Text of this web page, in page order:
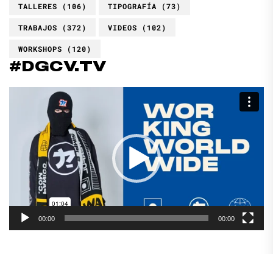
TALLERES (106) TIPOGRAFÍA (73)
TRABAJOS (372) VIDEOS (102)
WORKSHOPS (120)
#DGCV.TV
Reproductor
00:00 00:00